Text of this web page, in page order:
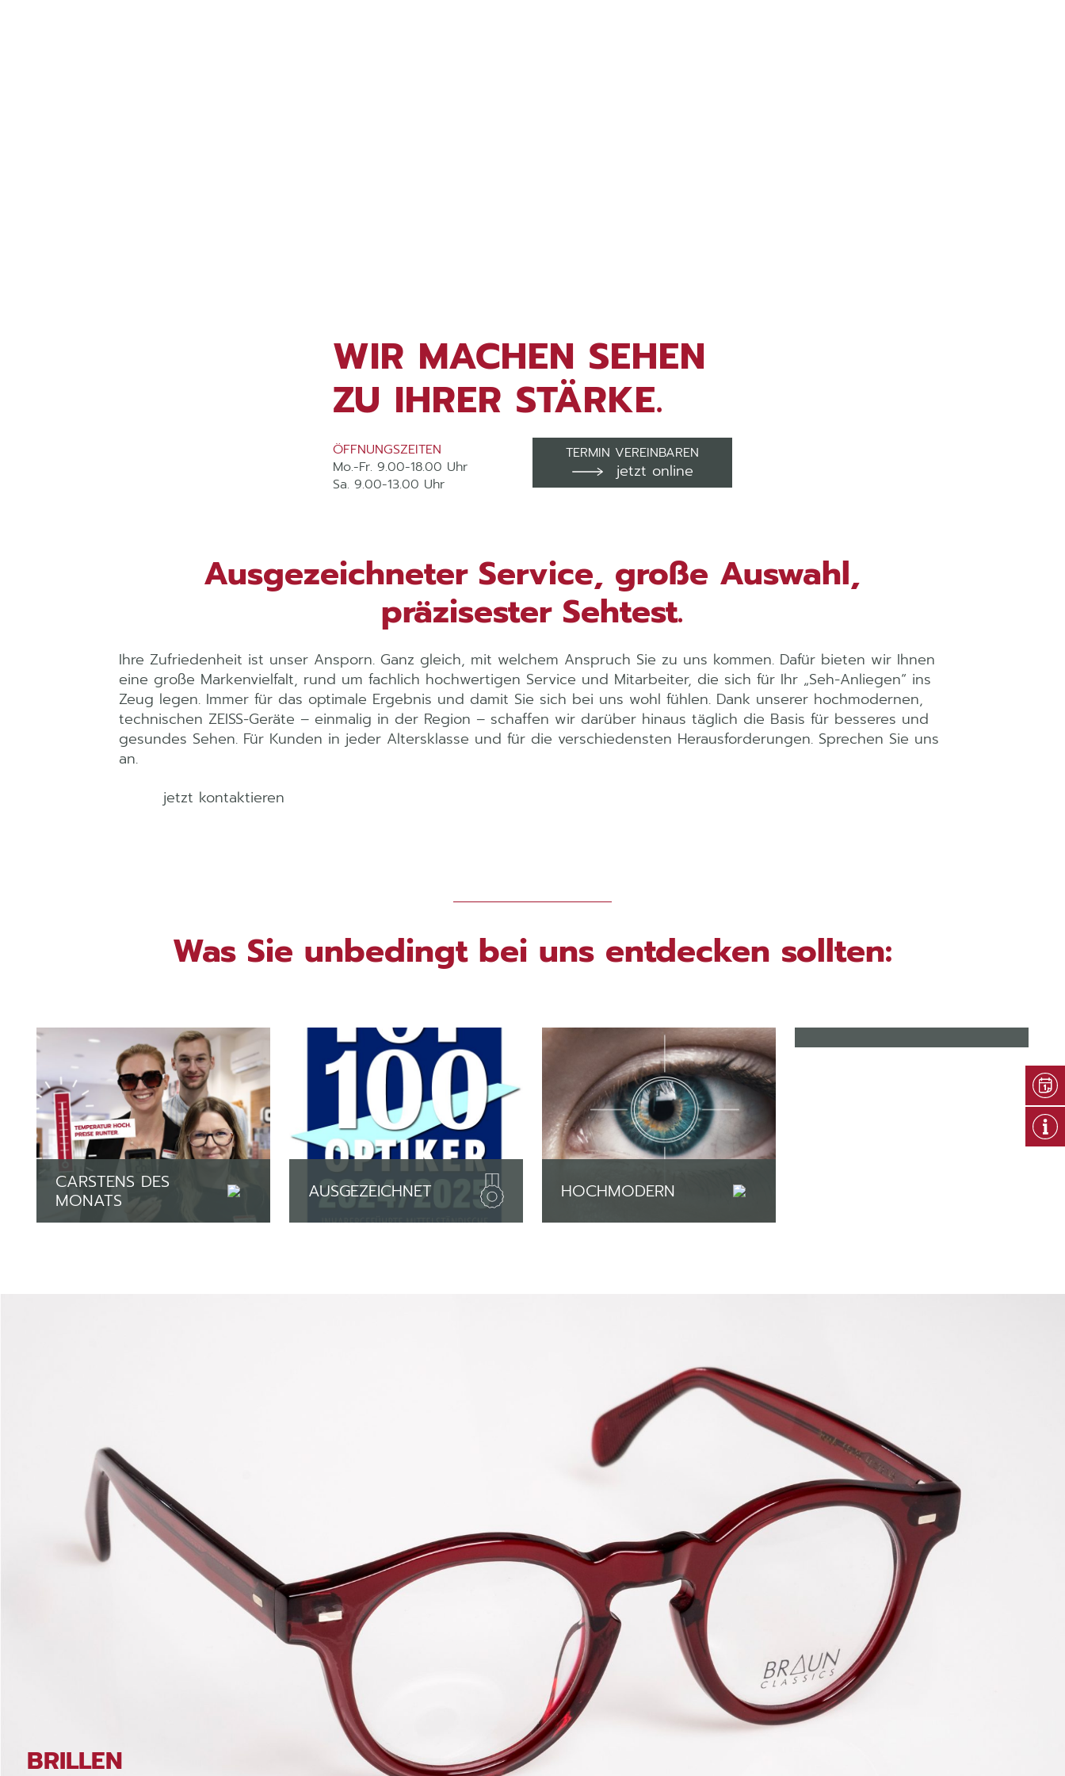
WIR MACHEN SEHEN
ZU IHRER STÄRKE.
ÖFFNUNGSZEITEN
Mo.-Fr. 9.00-18.00 Uhr
Sa. 9.00-13.00 Uhr
TERMIN VEREINBAREN
jetzt online
Ausgezeichneter Service, große Auswahl,
präzisester Sehtest.
Ihre Zufriedenheit ist unser Ansporn. Ganz gleich, mit welchem Anspruch Sie zu uns kommen. Dafür bieten wir Ihnen
eine große Markenvielfalt, rund um fachlich hochwertigen Service und Mitarbeiter, die sich für Ihr „Seh-Anliegen“ ins
Zeug legen. Immer für das optimale Ergebnis und damit Sie sich bei uns wohl fühlen. Dank unserer hochmodernen,
technischen ZEISS-Geräte – einmalig in der Region – schaffen wir darüber hinaus täglich die Basis für besseres und
gesundes Sehen. Für Kunden in jeder Altersklasse und für die verschiedensten Herausforderungen. Sprechen Sie uns
an.
jetzt kontaktieren
Was Sie unbedingt bei uns entdecken sollten:
CARSTENS DES
MONATS
AUSGEZEICHNET HOCHMODERN
BRILLEN